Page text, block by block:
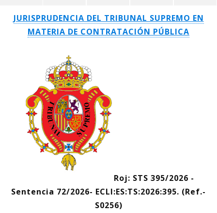
JURISPRUDENCIA DEL TRIBUNAL SUPREMO EN
MATERIA DE CONTRATACIÓN PÚBLICA
Roj: STS 395/2026 -
Sentencia 72/2026- ECLI:ES:TS:2026:395. (Ref.-
S0256)